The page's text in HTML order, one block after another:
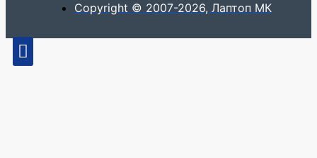
Copyright © 2007-2026, Лаптоп МК